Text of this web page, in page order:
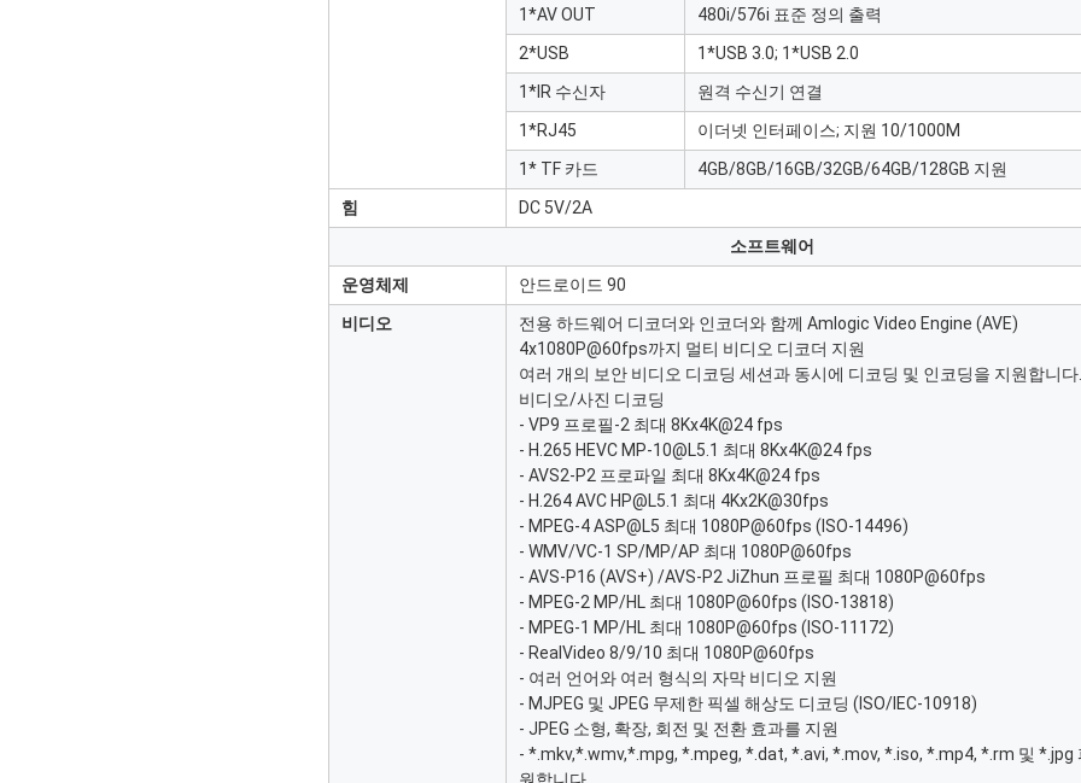
1*AV OUT
480i/576i 표준 정의 출력
2*USB
1*USB 3.0; 1*USB 2.0
1*IR 수신자
원격 수신기 연결
1*RJ45
이더넷 인터페이스; 지원 10/1000M
1* TF 카드
4GB/8GB/16GB/32GB/64GB/128GB 지원
힘
DC 5V/2A
소프트웨어
운영체제
안드로이드 90
비디오
전용 하드웨어 디코더와 인코더와 함께 Amlogic Video Engine (AVE)
4x1080P@60fps까지 멀티 비디오 디코더 지원
여러 개의 보안 비디오 디코딩 세션과 동시에 디코딩 및 인코딩을 지원합니다.
비디오/사진 디코딩
- VP9 프로필-2 최대 8Kx4K@24 fps
- H.265 HEVC MP-10@L5.1 최대 8Kx4K@24 fps
- AVS2-P2 프로파일 최대 8Kx4K@24 fps
- H.264 AVC HP@L5.1 최대 4Kx2K@30fps
- MPEG-4 ASP@L5 최대 1080P@60fps (ISO-14496)
- WMV/VC-1 SP/MP/AP 최대 1080P@60fps
- AVS-P16 (AVS+) /AVS-P2 JiZhun 프로필 최대 1080P@60fps
- MPEG-2 MP/HL 최대 1080P@60fps (ISO-13818)
- MPEG-1 MP/HL 최대 1080P@60fps (ISO-11172)
- RealVideo 8/9/10 최대 1080P@60fps
- 여러 언어와 여러 형식의 자막 비디오 지원
- MJPEG 및 JPEG 무제한 픽셀 해상도 디코딩 (ISO/IEC-10918)
- JPEG 소형, 확장, 회전 및 전환 효과를 지원
- *.mkv,*.wmv,*.mpg, *.mpeg, *.dat, *.avi, *.mov, *.iso, *.mp4, *.rm 및 *.jpg
원합니다